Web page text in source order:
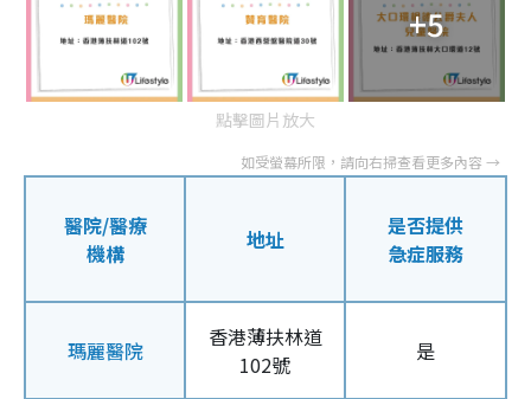
+5
點擊圖片放大
醫院/醫療
機構
地址
是否提供
急症服務
瑪麗醫院
香港薄扶林道
102號
是